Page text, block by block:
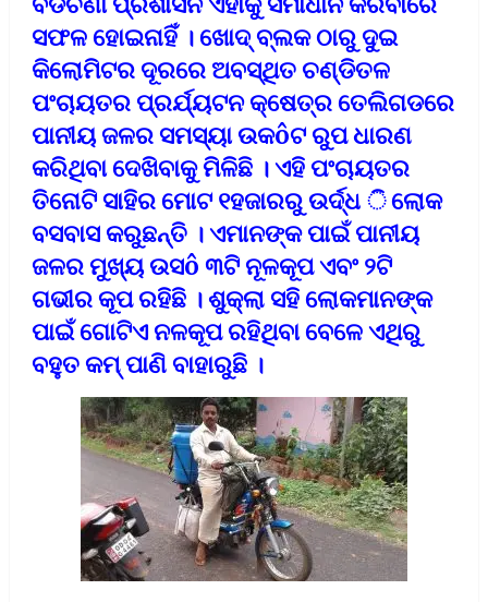
ସଫଳ ହୋଇନାହିଁ । ଖୋଦ୍ ବ୍ଲକ ଠାରୁ ଦୁଇ
କିଲୋମିଟର ଦୂରରେ ଅବସ୍ଥିତ ଚଣ୍ଡିତଳ
ପଂଚାୟତର ପ୍ରର୍ଯ୍ୟଟନ କ୍ଷେତ୍ର ତେଲିଗଡରେ
ପାନୀୟ ଜଳର ସମସ୍ୟା ଉକôଟ ରୁପ ଧାରଣ
କରିଥିବା ଦେଖିବାକୁ ମିଳିଛି । ଏହି ପଂଚାୟତର
ତିନୋଟି ସାହିର ମୋଟ ୧ହଜାରରୁ ଉର୍ଦ୍ଧ ି ଲୋକ
ବସବାସ କରୁଛନ୍ତି । ଏମାନଙ୍କ ପାଇଁ ପାନୀୟ
ଜଳର ମୁଖ୍ୟ ଉସô ୩ଟି ନୂଳକୂପ ଏବଂ ୨ଟି
ଗଭୀର କୂପ ରହିଛି । ଶୁକ୍ଲା ସହି ଲୋକମାନଙ୍କ
ପାଇଁ ଗୋଟିଏ ନଳକୂପ ରହିଥିବା ବେଳେ ଏଥିରୁ
ବହୁତ କମ୍ ପାଣି ବାହାରୁଛି ।